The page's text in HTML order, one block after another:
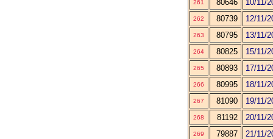
261 80646 10/11/
262 80739 12/11/
263 80795 13/11/
264 80825 15/11/
265 80893 17/11/
266 80995 18/11/
267 81090 19/11/
268 81192 20/11/
269 79887 21/11/